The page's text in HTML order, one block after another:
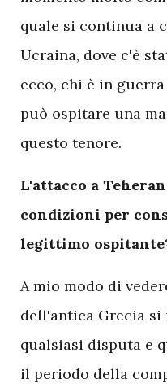
quale si continua a
Ucraina, dove c'è
ecco, chi è in
può ospitare una
questo tenore.
L'attacco a
condizioni per
legittimo
A mio modo di
dell'antica Grecia si
qualsiasi disputa e
il periodo della